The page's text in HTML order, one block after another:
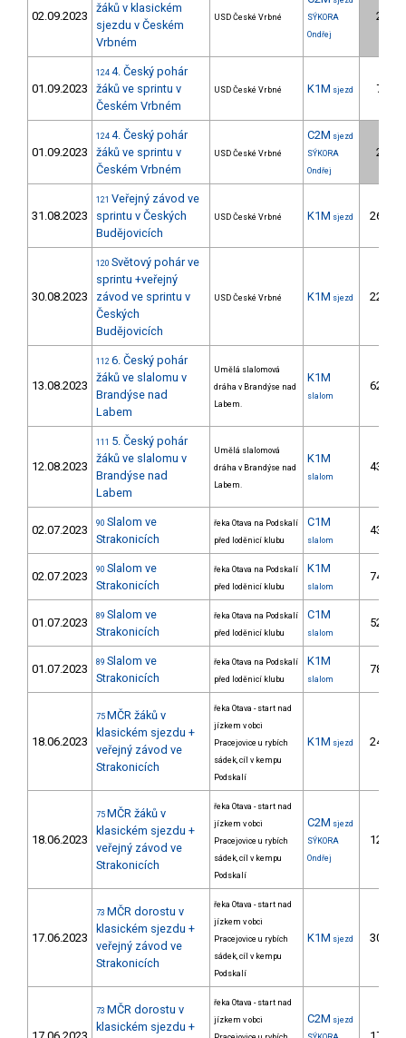
02.09.2023
žáků v klasickém
sjezdu v Českém
Vrbném
USD České Vrbné
SÝKORA
Ondřej
2.
01.09.2023
124 4. Český pohár
žáků ve sprintu v
Českém Vrbném
USD České Vrbné K1M sjezd 7.
01.09.2023
124 4. Český pohár
žáků ve sprintu v
Českém Vrbném
USD České Vrbné
C2M sjezd
SÝKORA
Ondřej
2.
31.08.2023
121 Veřejný závod ve
sprintu v Českých
Budějovicích
USD České Vrbné K1M sjezd 26.
30.08.2023
120 Světový pohár ve
sprintu +veřejný
závod ve sprintu v
Českých
Budějovicích
USD České Vrbné K1M sjezd 22.
13.08.2023
112 6. Český pohár
žáků ve slalomu v
Brandýse nad
Labem
Umělá slalomová
dráha v Brandýse nad
Labem.
K1M
slalom
62.
12.08.2023
111 5. Český pohár
žáků ve slalomu v
Brandýse nad
Labem
Umělá slalomová
dráha v Brandýse nad
Labem.
K1M
slalom
43.
02.07.2023 90 Slalom ve
Strakonicích
řeka Otava na Podskalí
před loděnicí klubu
C1M
slalom
43.
02.07.2023 90 Slalom ve
Strakonicích
řeka Otava na Podskalí
před loděnicí klubu
K1M
slalom
74.
01.07.2023 89 Slalom ve
Strakonicích
řeka Otava na Podskalí
před loděnicí klubu
C1M
slalom
52.
01.07.2023 89 Slalom ve
Strakonicích
řeka Otava na Podskalí
před loděnicí klubu
K1M
slalom
78.
18.06.2023
75 MČR žáků v
klasickém sjezdu +
veřejný závod ve
Strakonicích
řeka Otava - start nad
jízkem v obci
Pracejovice u rybích
sádek, cíl v kempu
Podskalí
K1M sjezd 24.
18.06.2023
75 MČR žáků v
klasickém sjezdu +
veřejný závod ve
Strakonicích
řeka Otava - start nad
jízkem v obci
Pracejovice u rybích
sádek, cíl v kempu
Podskalí
C2M sjezd
SÝKORA
Ondřej
12.
17.06.2023
73 MČR dorostu v
klasickém sjezdu +
veřejný závod ve
Strakonicích
řeka Otava - start nad
jízkem v obci
Pracejovice u rybích
sádek, cíl v kempu
Podskalí
K1M sjezd 30.
73 MČR dorostu v
klasickém sjezdu +
řeka Otava - start nad
jízkem v obci
C2M sjezd